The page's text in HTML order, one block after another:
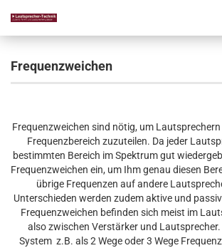
Frequenzweichen
Frequenzweichen sind nötig, um
Frequenzbereich zuzuteilen. Da jeder
bestimmten Bereich im Spektrum gut
Frequenzweichen ein, um Ihm genau diesen
übrige Frequenzen auf andere
Unterschieden werden zudem aktive und
Frequenzweichen befinden sich meist im
also zwischen Verstärker und Lautsprecher.
System z.B. als 2 Wege oder 3 Wege